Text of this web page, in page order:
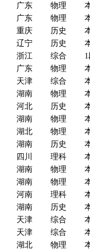
广东 物理
广东 物理
重庆 历史
辽宁 历史
浙江 综合
广东 物理
天津 综合
湖南 物理
河北 历史
湖南 物理
湖北 物理
湖南 历史
四川 理科
湖南 物理
湖南 物理
河南 理科
湖南 历史
天津 综合
天津 综合
湖北 物理